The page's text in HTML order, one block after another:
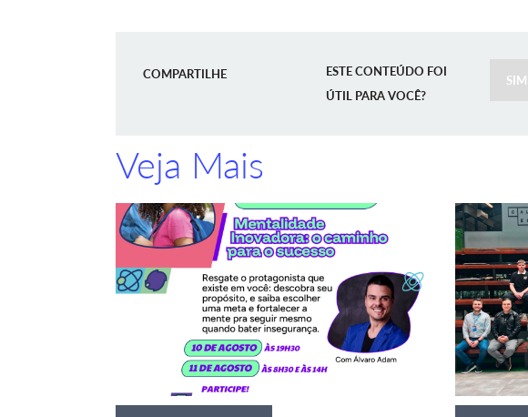
COMPARTILHE
ESTE CONTEÚDO FOI
ÚTIL PARA VOCÊ?
SIM
Veja Mais